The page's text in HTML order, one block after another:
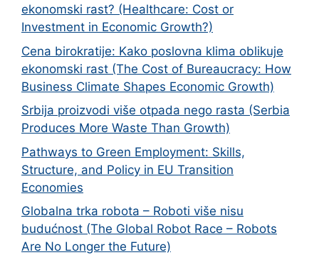
ekonomski rast? (Healthcare: Cost or
Investment in Economic Growth?)
Cena birokratije: Kako poslovna klima oblikuje
ekonomski rast (The Cost of Bureaucracy: How
Business Climate Shapes Economic Growth)
Srbija proizvodi više otpada nego rasta (Serbia
Produces More Waste Than Growth)
Pathways to Green Employment: Skills,
Structure, and Policy in EU Transition
Economies
Globalna trka robota – Roboti više nisu
budućnost (The Global Robot Race – Robots
Are No Longer the Future)